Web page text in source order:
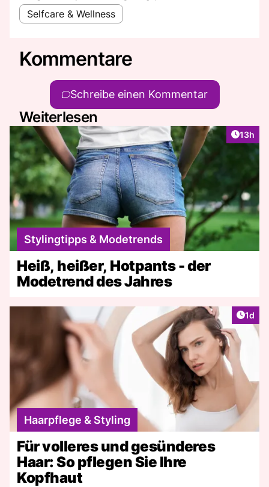
Selfcare & Wellness
Kommentare
Schreibe einen Kommentar
Weiterlesen
Artikel
13h
Stylingtipps & Modetrends
Heiß, heißer, Hotpants - der
Modetrend des Jahres
1d
Haarpflege & Styling
Für volleres und gesünderes
Haar: So pflegen Sie Ihre
Kopfhaut